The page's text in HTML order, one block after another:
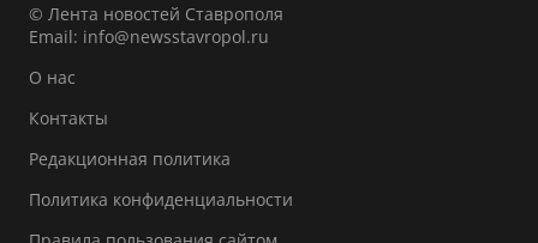
© Лента новостей Ставрополя
Email: info@newsstavropol.ru
О нас
Контакты
Редакционная политика
Политика конфиденциальности